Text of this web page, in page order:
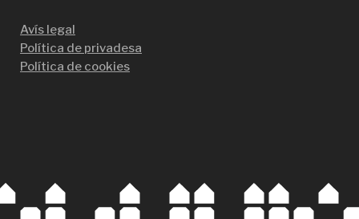
Avís legal
Política de privadesa
Política de cookies